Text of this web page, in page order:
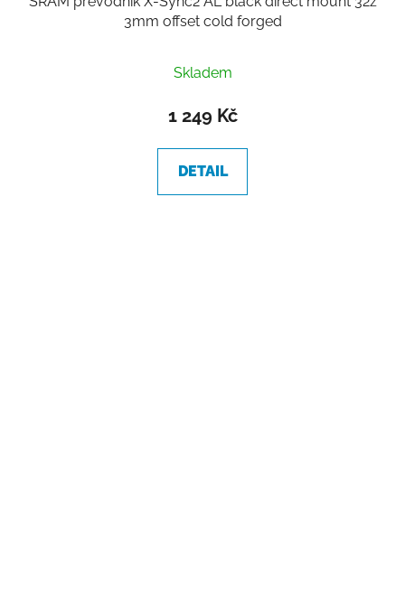
3mm offset cold forged
Skladem
1 249 Kč
DETAIL